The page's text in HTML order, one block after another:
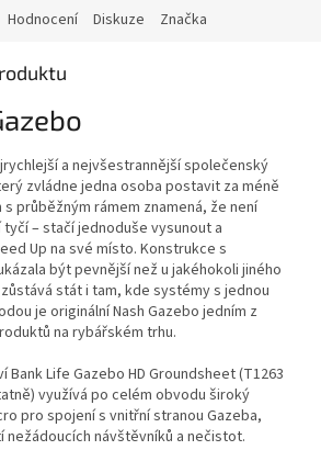
Hodnocení Diskuze Značka
a nejvšestrannější společenský
zvládne jedna osoba postavit za méně
průběžným rámem znamená, že není
– stačí jednoduše vysunout a
Up na své místo. Konstrukce s
být pevnější než u jakéhokoli jiného
stát i tam, kde systémy s jednou
je originální Nash Gazebo jedním z
na rybářském trhu.
Life Gazebo HD Groundsheet (T1263
využívá po celém obvodu široký
pro spojení s vnitřní stranou Gazeba,
nežádoucích návštěvníků a nečistot.